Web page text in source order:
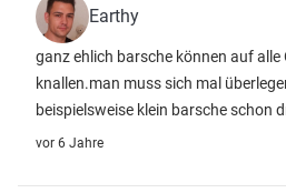
Earthy
ganz ehlich barsche können auf alle
knallen.man muss sich mal
beispielsweise klein barsche schon
vor 6 Jahre